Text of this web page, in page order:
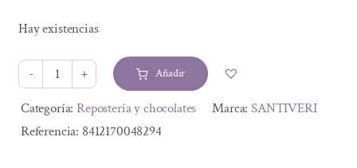
Hay existencias
GALLETAS
NIBS
CACAO
Añadir
Alternative:
Categoría:Repostería y chocolates Marca:SANTIVERI
Referencia: 8412170048294